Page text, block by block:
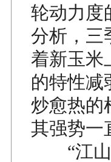
轮动力度
分析，三
着新玉米
的特性减
炒愈热的
其强势一
“江山